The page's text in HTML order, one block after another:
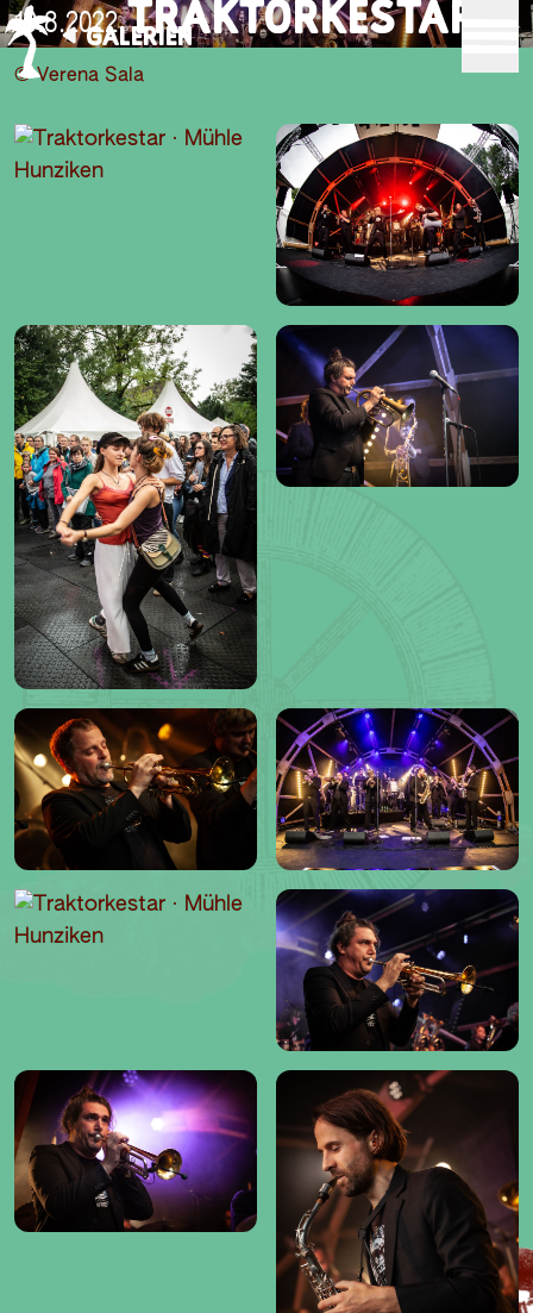
GALERIEN
19.8.2022 TRAKTORKESTAR
© Verena Sala